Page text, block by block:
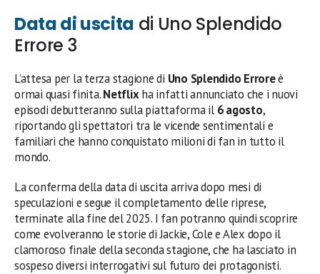
Data di uscita di Uno Splendido
Errore 3
L’attesa per la terza stagione di Uno Splendido Erroreè
ormai quasi finita.Netflixha infatti annunciato che i nuovi
episodi debutteranno sulla piattaforma il 6 agosto,
riportando gli spettatori tra le vicende sentimentali e
familiari che hanno conquistato milioni di fan in tutto il
mondo.
La conferma della data di uscita arriva dopo mesi di
speculazioni e segue il completamento delle riprese,
terminate alla fine del 2025. I fan potranno quindi scoprire
come evolveranno le storie di Jackie, Cole e Alex dopo il
clamoroso finale della seconda stagione, che ha lasciato in
sospeso diversi interrogativi sul futuro dei protagonisti.